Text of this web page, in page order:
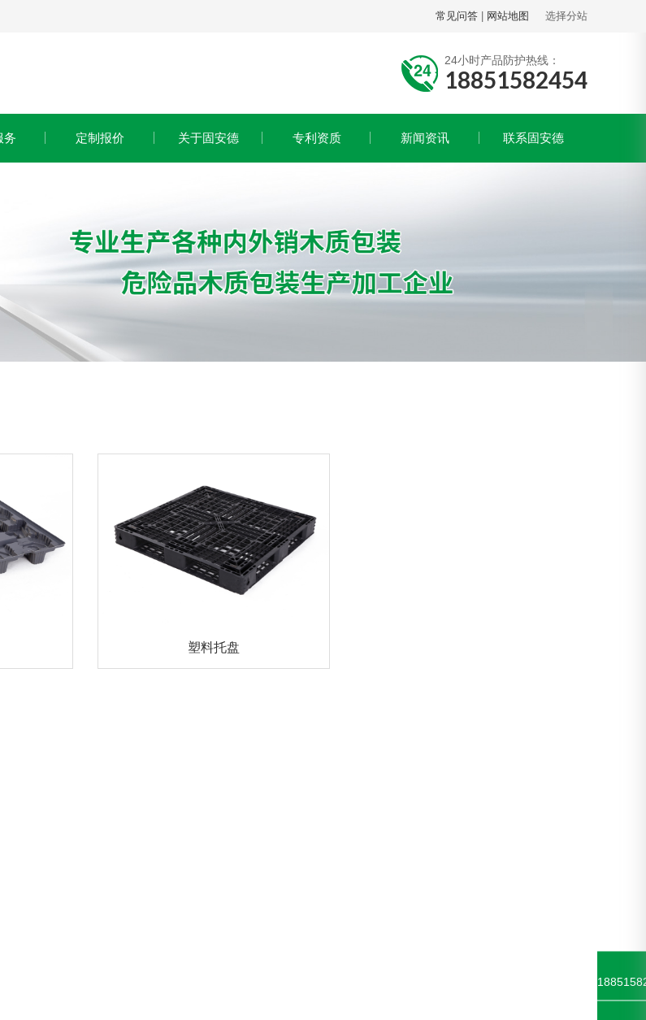
选择分站
常见问答 网站地图
24小时产品防护热线：
18851582454
务 定制报价 关于固安德 专利资质 新闻资讯 联系固安德
塑料托盘